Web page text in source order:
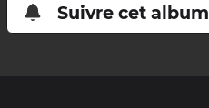
Suivre cet album